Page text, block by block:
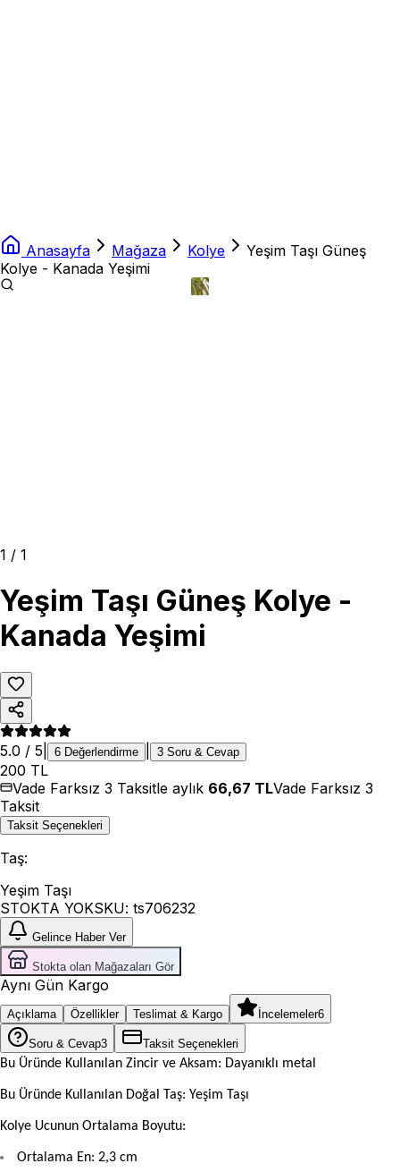
Anasayfa Mağaza Kolye
Yeşim Taşı Güneş
Kolye - Kanada Yeşimi
1 / 1
Yeşim Taşı Güneş Kolye -
Kanada Yeşimi
5.0 / 5 6 Değerlendirme 3 Soru & Cevap
200 TL
Vade Farksız 3 Taksitle aylık 66,67 TLVade Farksız 3
Taksit
Taksit Seçenekleri
Taş:
Yeşim Taşı
STOKTA YOKSKU: ts706232
Gelince Haber Ver
Stokta olan Mağazaları Gör
Aynı Gün Kargo
Açıklama Özellikler Teslimat & Kargo İncelemeler6
Soru & Cevap3 Taksit Seçenekleri
Bu Üründe Kullanılan Zincir ve Aksam: Dayanıklı metal
Bu Üründe Kullanılan Doğal Taş: Yeşim Taşı
Kolye Ucunun Ortalama Boyutu:
Ortalama En: 2,3 cm